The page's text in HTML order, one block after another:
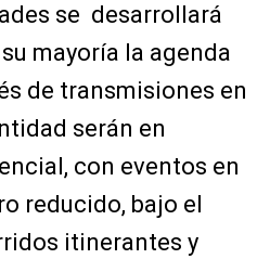
se desarrollará
mayoría la agenda
de transmisiones en
serán en
con eventos en
reducido, bajo el
itinerantes y